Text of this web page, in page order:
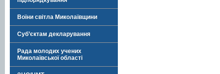
Воїни світла Миколаївщини
Суб’єктам декларування
Рада молодих учених
Миколаївської області